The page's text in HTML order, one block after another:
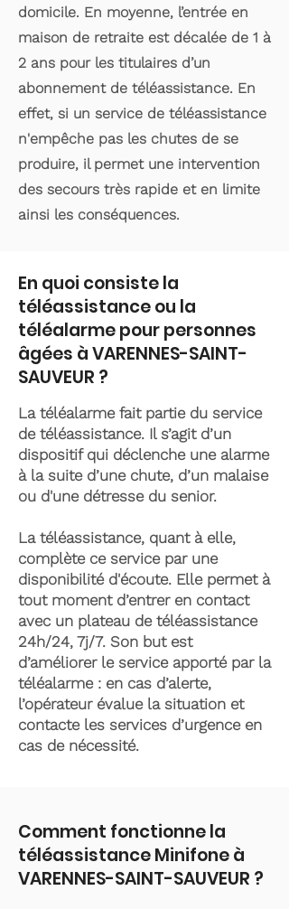
domicile. En moyenne, l’entrée en
maison de retraite est décalée de 1 à
2 ans pour les titulaires d’un
abonnement de téléassistance. En
effet, si un service de téléassistance
n'empêche pas les chutes de se
produire, il permet une intervention
des secours très rapide et en limite
ainsi les conséquences.
En quoi consiste la
téléassistance ou la
téléalarme pour personnes
âgées à VARENNES-SAINT-
SAUVEUR ?
La téléalarme fait partie du service
de téléassistance. Il s’agit d’un
dispositif qui déclenche une alarme
à la suite d’une chute, d’un malaise
ou d'une détresse du senior.
La téléassistance, quant à elle,
complète ce service par une
disponibilité d'écoute. Elle permet à
tout moment d’entrer en contact
avec un plateau de téléassistance
24h/24, 7j/7. Son but est
d’améliorer le service apporté par la
téléalarme : en cas d’alerte,
l’opérateur évalue la situation et
contacte les services d’urgence en
cas de nécessité.
Comment fonctionne la
téléassistance Minifone à
VARENNES-SAINT-SAUVEUR ?